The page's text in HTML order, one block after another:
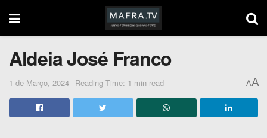
Aldeia José Franco
1 de Março, 2024 Reading Time: 1 min read AA